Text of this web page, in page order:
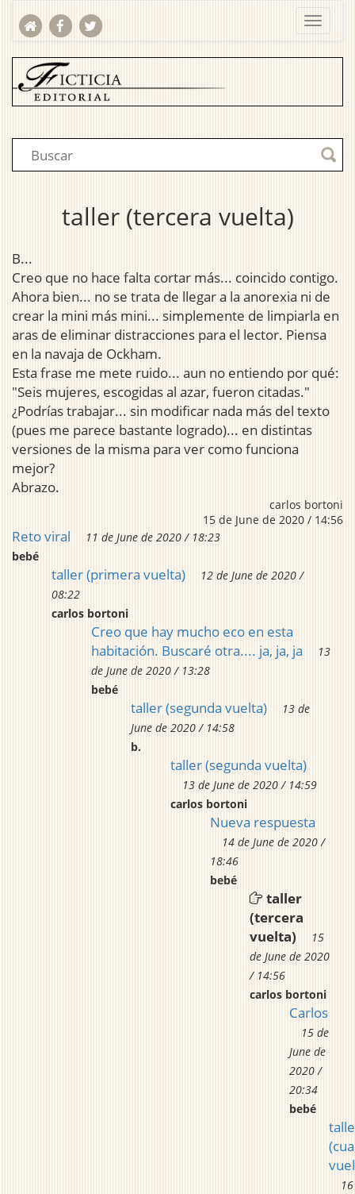
taller (tercera vuelta)
B...
Creo que no hace falta cortar más... coincido contigo.
Ahora bien... no se trata de llegar a la anorexia ni de
crear la mini más mini... simplemente de limpiarla en
aras de eliminar distracciones para el lector. Piensa
en la navaja de Ockham.
Esta frase me mete ruido... aun no entiendo por qué:
"Seis mujeres, escogidas al azar, fueron citadas."
¿Podrías trabajar... sin modificar nada más del texto
(pues me parece bastante logrado)... en distintas
versiones de la misma para ver como funciona
mejor?
Abrazo.
carlos bortoni
15 de June de 2020 / 14:56
Reto viral
11 de June de 2020 / 18:23
bebé
taller (primera vuelta)
12 de June de 2020 /
08:22
carlos bortoni
Creo que hay mucho eco en esta
habitación. Buscaré otra.... ja, ja, ja
13
de June de 2020 / 13:28
bebé
taller (segunda vuelta)
13 de
June de 2020 / 14:58
b.
taller (segunda vuelta)
13 de June de 2020 / 14:59
carlos bortoni
Nueva respuesta
14 de June de 2020 /
18:46
bebé
taller
(tercera
vuelta)
15
de June de 2020
/ 14:56
carlos bortoni
Carlos
15 de
June de
2020 /
20:34
bebé
16